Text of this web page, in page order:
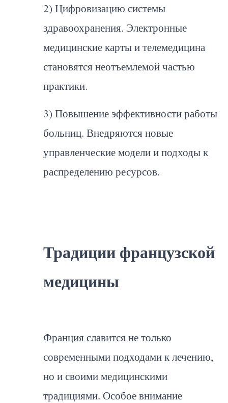
2) Цифровизацию системы
здравоохранения. Электронные
медицинские карты и телемедицина
становятся неотъемлемой частью
практики.
3) Повышение эффективности работы
больниц. Внедряются новые
управленческие модели и подходы к
распределению ресурсов.
Традиции французской
медицины
Франция славится не только
современными подходами к лечению,
но и своими медицинскими
традициями. Особое внимание